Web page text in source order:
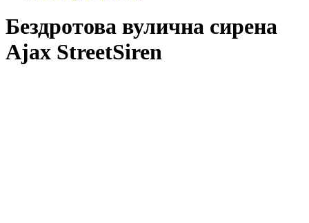
Бездротова вулична сирена
Ajax StreetSiren